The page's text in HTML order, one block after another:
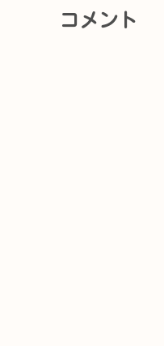
コメント